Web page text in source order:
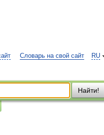
RU
Словарь на свой сайт
Найти!